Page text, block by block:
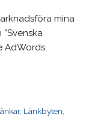
mina
AdWords.
, Länkbyten